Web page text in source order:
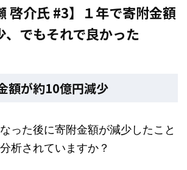
啓介氏 #3】１年で寄附金額
、でもそれで良かった
額が約10億円減少
った後に寄附金額が減少したこと
析されていますか？